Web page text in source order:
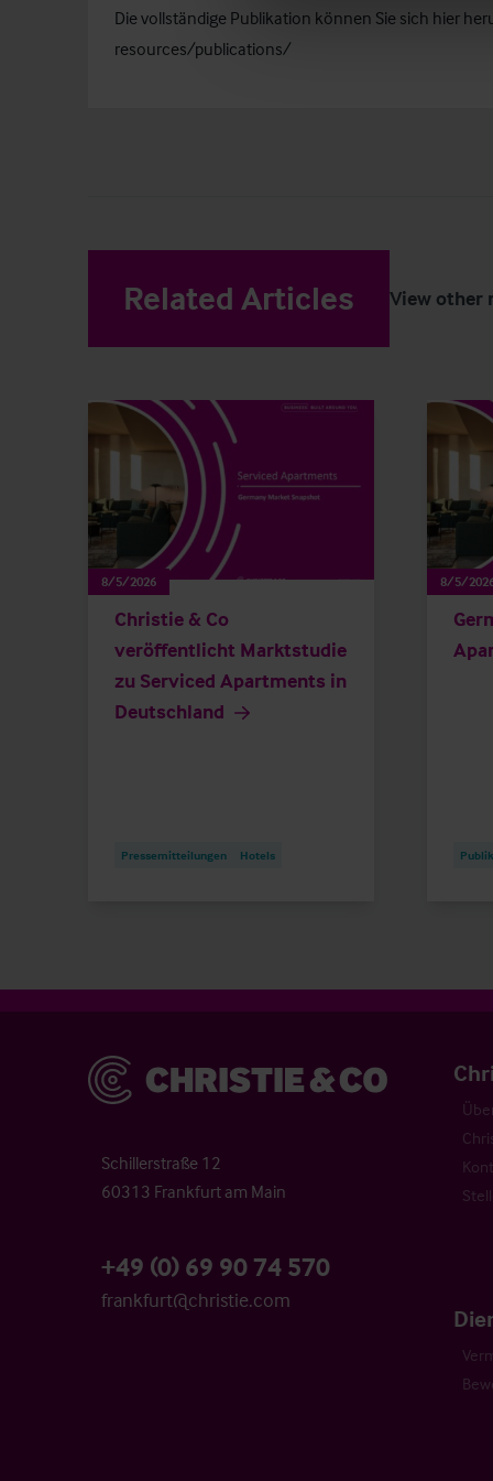
Die vollständige Publikation können Sie sich hier
resources/publications/
Related Articles View other
8/5/2026
Christie & Co
veröffentlicht Marktstudie
zu Serviced Apartments in
Deutschland
Pressemitteilungen Hotels
8/5/
Christie & Co
Schillerstraße 12
60313 Frankfurt am Main
+49 (0) 69 90 74 570
frankfurt@christie.com